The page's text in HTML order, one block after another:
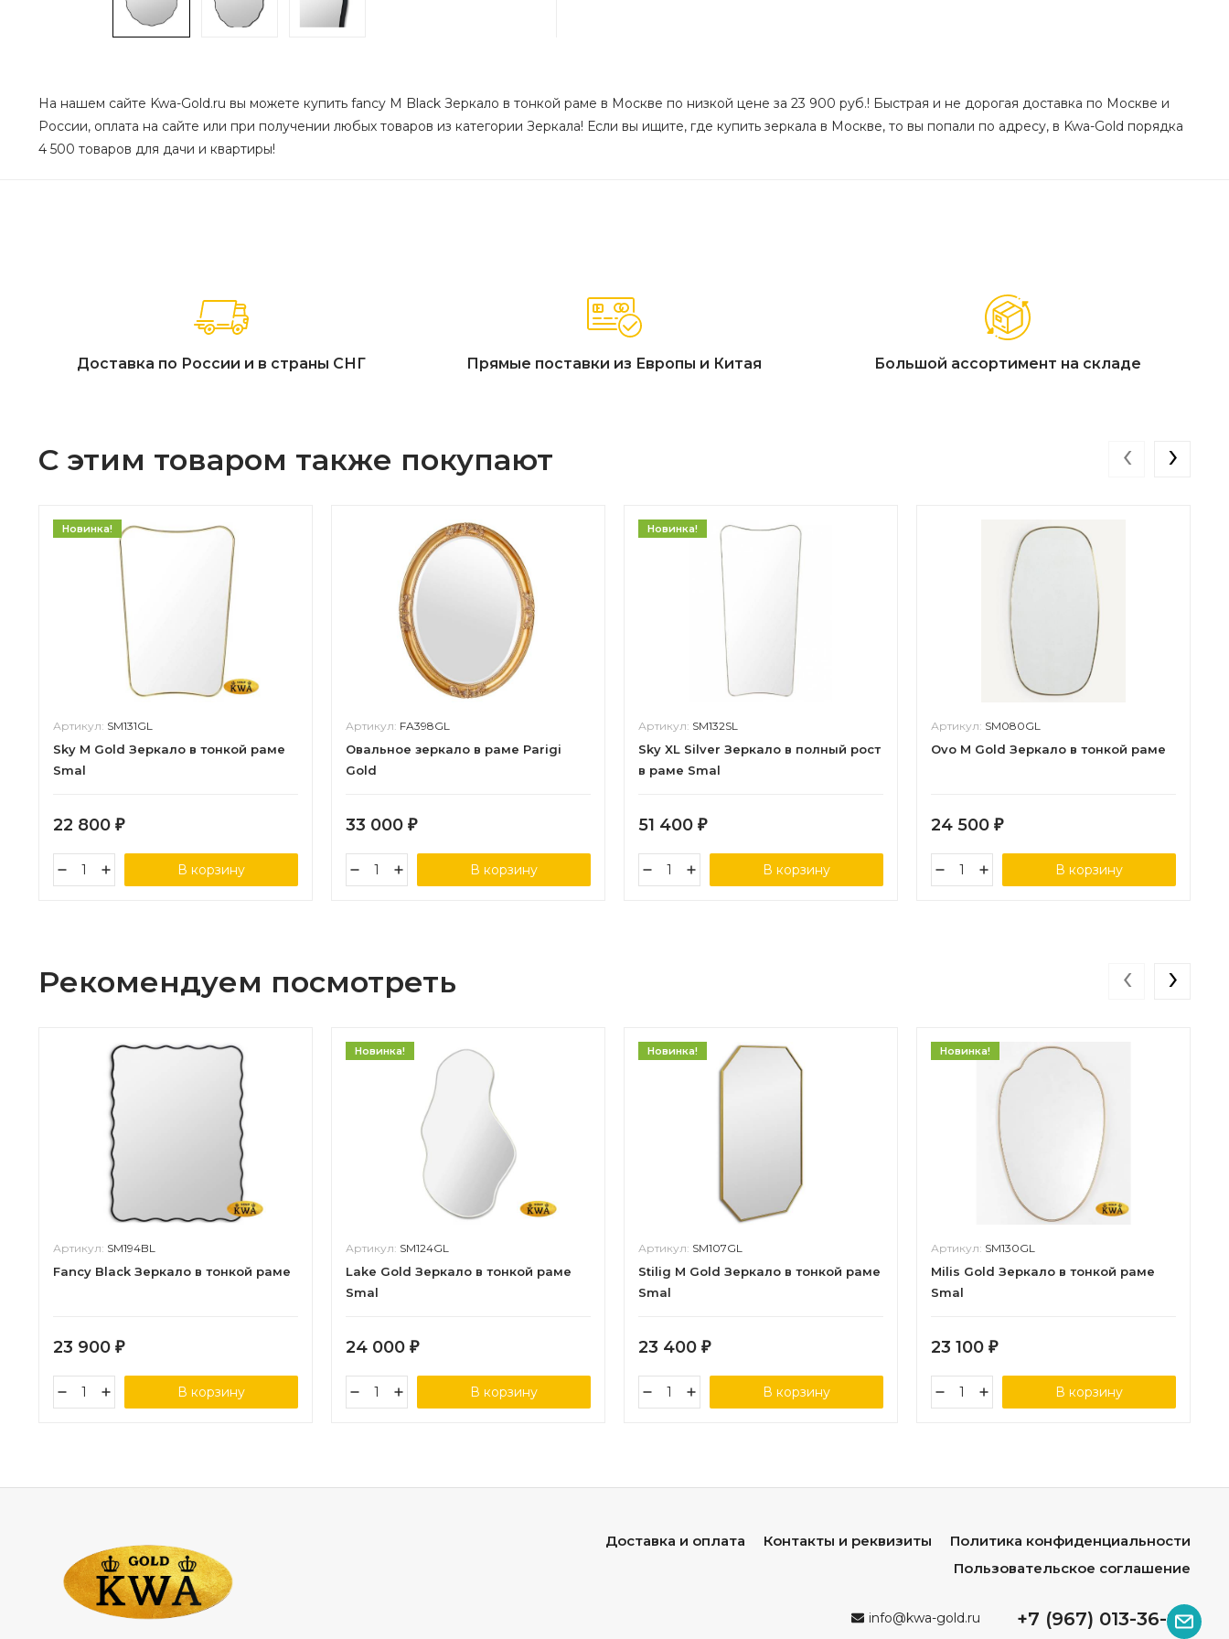
На нашем сайте Kwa-Gold.ru вы можете купить fancy M Black Зеркало в тонкой раме в Москве по низкой цене за 23 900 руб.! Быстрая и не дорогая доставка по Москве и
России, оплата на сайте или при получении любых товаров из категории Зеркала! Если вы ищите, где купить зеркала в Москве, то вы попали по адресу, в Kwa-Gold порядка
4 500 товаров для дачи и квартиры!
Доставка по России и в страны СНГ Прямые поставки из Европы и Китая Большой ассортимент на складе
С этим товаром также покупают
Новинка!
Артикул: SM131GL
Sky M Gold Зеркало в тонкой раме
Smal
22 800 ₽
В корзину
Артикул: FA398GL
Овальное зеркало в раме Parigi
Gold
33 000 ₽
В корзину
Новинка!
Артикул: SM132SL
Sky XL Silver Зеркало в полный рост
в раме Smal
51 400 ₽
В корзину
Артикул: SM080GL
Ovo M Gold Зеркало в тонкой раме
24 500 ₽
В корзину
‹ ›
Рекомендуем посмотреть
Артикул: SM194BL
Fancy Black Зеркало в тонкой раме
23 900 ₽
В корзину
Новинка!
Артикул: SM124GL
Lake Gold Зеркало в тонкой раме
Smal
24 000 ₽
В корзину
Новинка!
Артикул: SM107GL
Stilig M Gold Зеркало в тонкой раме
Smal
23 400 ₽
В корзину
Новинка!
Артикул: SM130GL
Milis Gold Зеркало в тонкой раме
Smal
23 100 ₽
В корзину
‹ ›
Доставка и оплата Контакты и реквизиты
Политика конфиденциальности
Пользовательское соглашение
info@kwa-gold.ru +7 (967) 013-36-96